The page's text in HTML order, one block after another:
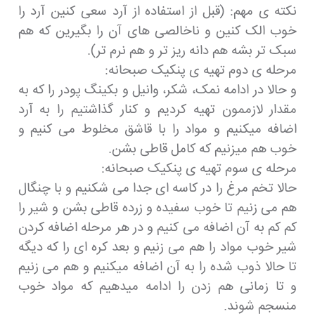
نکته ی مهم: (قبل از استفاده از آرد سعی کنین آرد را
خوب الک کنین و ناخالصی های آن را بگیرین که هم
سبک تر بشه هم دانه ریز تر و هم نرم تر).
مرحله ی دوم تهیه ی پنکیک صبحانه:
و حالا در ادامه نمک، شکر، وانیل و بکینگ پودر را که به
مقدار لازممون تهیه کردیم و کنار گذاشتیم را به آرد
اضافه میکنیم و مواد را با قاشق مخلوط می کنیم و
خوب هم میزنیم که کامل قاطی بشن.
مرحله ی سوم تهیه ی پنکیک صبحانه:
حالا تخم مرغ را در کاسه ای جدا می شکنیم و با چنگال
هم می زنیم تا خوب سفیده و زرده قاطی بشن و شیر را
کم کم به آن اضافه می کنیم و در هر مرحله اضافه کردن
شیر خوب مواد را هم می زنیم و بعد کره ای را که دیگه
تا حالا ذوب شده را به آن اضافه میکنیم و هم می زنیم
و تا زمانی هم زدن را ادامه میدهیم که مواد خوب
منسجم شوند.